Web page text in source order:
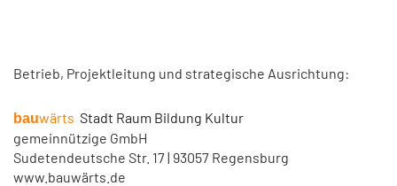
Betrieb, Projektleitung und strategische Ausrichtung:
bauwärts Stadt Raum Bildung Kultur
gemeinnützige GmbH
Sudetendeutsche Str. 17 | 93057 Regensburg
www.bauwärts.de